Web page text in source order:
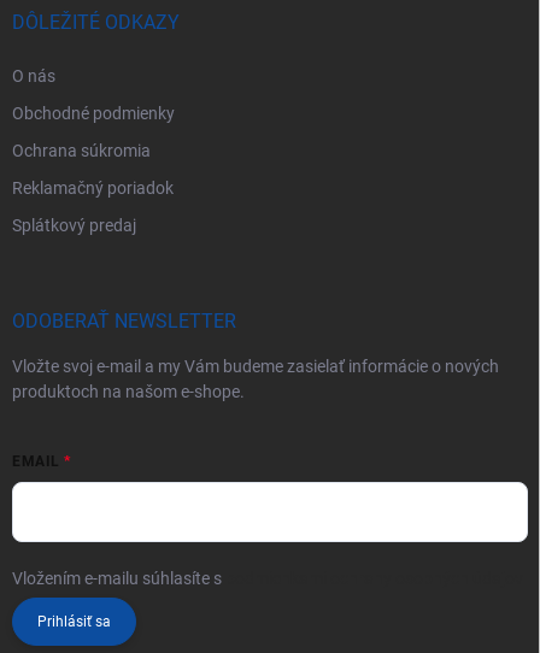
DÔLEŽITÉ ODKAZY
O nás
Obchodné podmienky
Ochrana súkromia
Reklamačný poriadok
Splátkový predaj
ODOBERAŤ NEWSLETTER
Vložte svoj e-mail a my Vám budeme zasielať informácie o nových
produktoch na našom e-shope.
EMAIL
Vložením e-mailu súhlasíte s
Prihlásiť sa